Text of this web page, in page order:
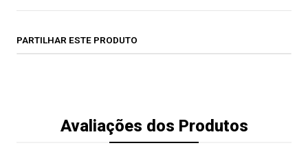
PARTILHAR ESTE PRODUTO
Avaliações dos Produtos